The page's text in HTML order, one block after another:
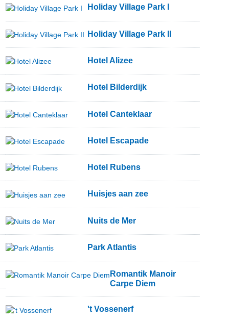
Holiday Village Park I
Holiday Village Park II
Hotel Alizee
Hotel Bilderdijk
Hotel Canteklaar
Hotel Escapade
Hotel Rubens
Huisjes aan zee
Nuits de Mer
Park Atlantis
Romantik Manoir
Carpe Diem
't Vossenerf